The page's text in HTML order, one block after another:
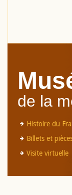
de la
Histoire du
Billets et
Visite virtuelle